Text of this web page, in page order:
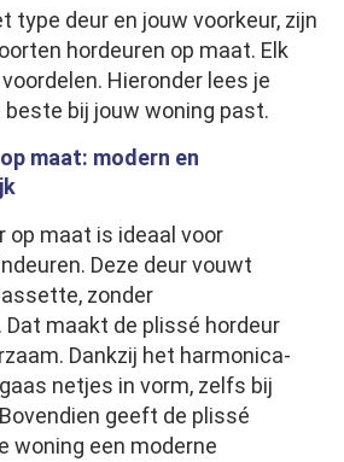
type deur en jouw voorkeur, zijn
hordeuren op maat. Elk
Hieronder lees je
bij jouw woning past.
maat: modern en
op maat is ideaal voor
Deze deur vouwt
zonder
maakt de plissé hordeur
Dankzij het harmonica-
netjes in vorm, zelfs bij
geeft de plissé
woning een moderne